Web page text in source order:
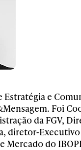
e
Foi
da FGV,
diretor-Executivo
Mercado do